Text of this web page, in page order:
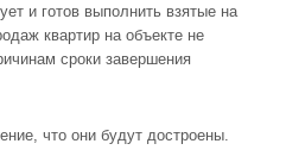
и готов выполнить взятые на
квартир на объекте не
сроки завершения
что они будут достроены.